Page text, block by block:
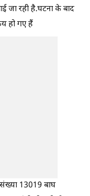
जा रही है.घटना के बाद
हो गए हैं
संख्या 13019 बाघ